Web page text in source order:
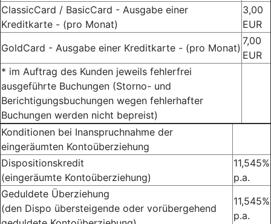
ClassicCard / BasicCard - Ausgabe einer
Kreditkarte - (pro Monat)
3,00
EUR
GoldCard - Ausgabe einer Kreditkarte - (pro Monat)
7,00
EUR
* im Auftrag des Kunden jeweils fehlerfrei
ausgeführte Buchungen (Storno- und
Berichtigungsbuchungen wegen fehlerhafter
Buchungen werden nicht bepreist)
Konditionen bei Inanspruchnahme der
eingeräumten Kontoüberziehung
Dispositionskredit
(eingeräumte Kontoüberziehung)
11,545%
p.a.
Geduldete Überziehung
(den Dispo übersteigende oder vorübergehend
11,545%
p.a.